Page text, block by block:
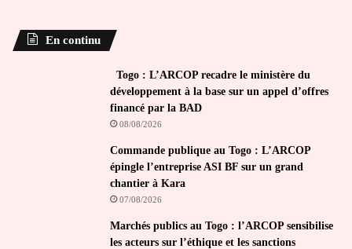
En continu
Togo : L’ARCOP recadre le ministère du
développement à la base sur un appel d’offres
financé par la BAD
08/08/2026
Commande publique au Togo : L’ARCOP
épingle l’entreprise ASI BF sur un grand
chantier à Kara
07/08/2026
Marchés publics au Togo : l’ARCOP sensibilise
les acteurs sur l’éthique et les sanctions